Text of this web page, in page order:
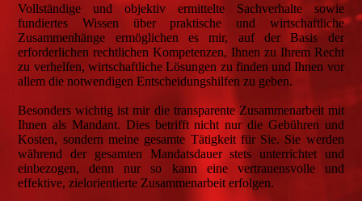
Vollständige und objektiv ermittelte Sachverhalte sowie
fundiertes Wissen über praktische und wirtschaftliche
Zusammenhänge ermöglichen es mir, auf der Basis der
erforderlichen rechtlichen Kompetenzen, Ihnen zu Ihrem Recht
zu verhelfen, wirtschaftliche Lösungen zu finden und Ihnen vor
allem die notwendigen Entscheidungshilfen zu geben.
Besonders wichtig ist mir die transparente Zusammenarbeit mit
Ihnen als Mandant. Dies betrifft nicht nur die Gebühren und
Kosten, sondern meine gesamte Tätigkeit für Sie. Sie werden
während der gesamten Mandatsdauer stets unterrichtet und
einbezogen, denn nur so kann eine vertrauensvolle und
effektive, zielorientierte Zusammenarbeit erfolgen.